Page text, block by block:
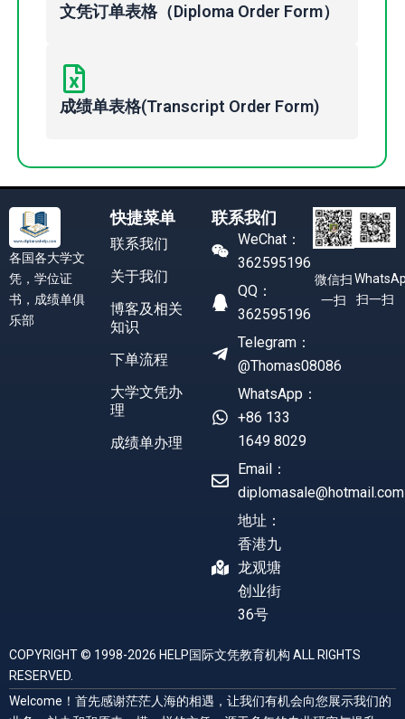
文凭订单表格（Diploma Order Form）
成绩单表格(Transcript Order Form)
各国各大学文
凭，学位证
书，成绩单俱
乐部
快捷菜单
联系我们
关于我们
博客及相关
知识
下单流程
大学文凭办
理
成绩单办理
联系我们
WeChat：
362595196
QQ：
362595196
Telegram：
@Thomas08086
WhatsApp：
+86 133
1649 8029
Email：
diplomasale@hotmail.com
地址：
香港九
龙观塘
创业街
36号
微信扫
一扫
扫一扫
COPYRIGHT © 1998-2026 HELP国际文凭教育机构 ALL RIGHTS
RESERVED.
Welcome！首先感谢茫茫人海的相遇，让我们有机会向您展示我们的